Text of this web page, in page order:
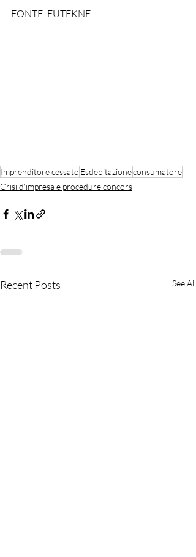
FONTE: EUTEKNE
Imprenditore cessato Esdebitazioneconsumatore
Crisi d'impresa e procedure concors
Recent Posts See All